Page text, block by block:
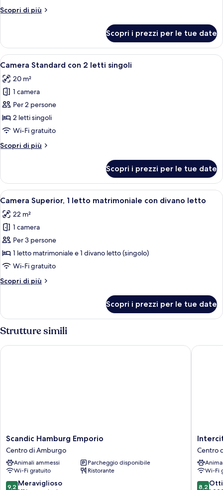
letto
Scopri di più
Altri
Standard,
letto
Scopri i prezzi per le tue date
Apri
tutte
le
foto
per
Camera
Standard
2
Camera d'albergo con due letti, un
8
Camera Standard con 2 letti singoli
20 m²
1 camera
Per 2 persone
2 letti singoli
Wi-Fi gratuito
Scopri di più
Altri
Standard
con
2
singoli
Scopri i prezzi per le tue date
Apri
tutte
le
foto
per
Camera
Superior,
letto
divano
letto
Camera Superior, 1 letto
8
Camera Superior, 1 letto matrimoniale con divano letto
22 m²
1 camera
Per 3 persone
1 letto matrimoniale e 1 divano letto (singolo)
Wi-Fi gratuito
Scopri di più
Altri
Superior,
1
letto
matrimoniale
con
Scopri i prezzi per le tue date
Strutture simili
Scandic
Hamburg
Emporio
Centro
di
Amburgo
Scandic Hamburg Emporio
Centro di Amburgo
Animali ammessi
Parcheggio disponibile
Wi-Fi gratuito
Ristorante
9.2
9,2 Meraviglioso
Scandic Hamburg Emporio
Centro
di
Centro
Wi-Fi
8.2
8,2